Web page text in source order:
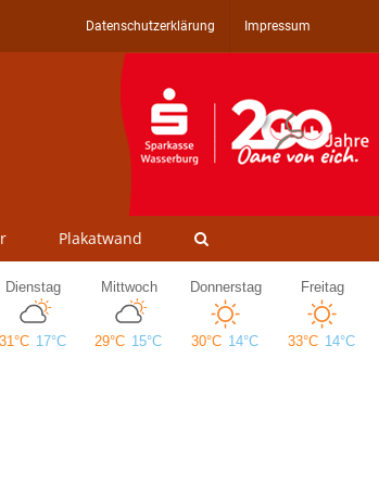
Datenschutzerklärung Impressum
Plakatwand